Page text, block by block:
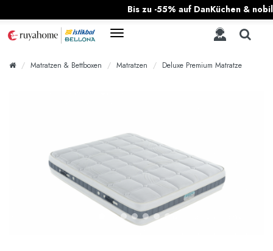
Bis zu -55% auf DanKüchen & nobilia
Matratzen & Bettboxen Matratzen Deluxe Premium Matratze